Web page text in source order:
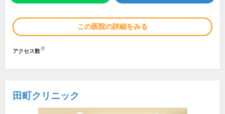
この医院の詳細をみる
アクセス数※
田町クリニック